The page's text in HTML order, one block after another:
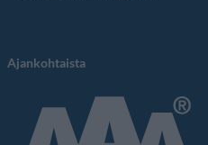
Ajankohtaista